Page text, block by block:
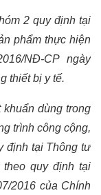
2 quy định tại
phẩm thực hiện
NĐ-CP ngày
thiết bị y tế.
dùng trong
trình công cộng,
định tại Thông tư
quy định tại
2016 của Chính